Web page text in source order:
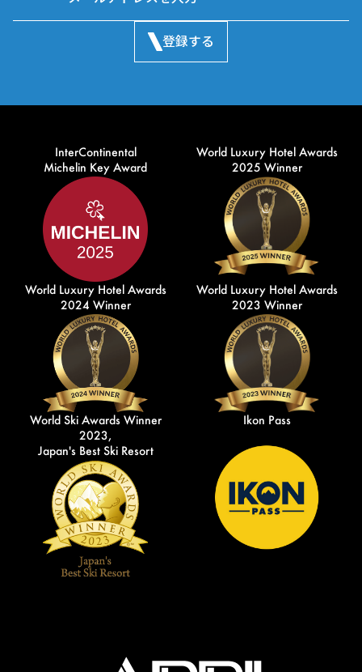
登録する
InterContinental
Michelin Key Award
World Luxury Hotel Awards
2025 Winner
World Luxury Hotel Awards
2024 Winner
World Luxury Hotel Awards
2023 Winner
World Ski Awards Winner
2023,
Japan's Best Ski Resort
Ikon Pass